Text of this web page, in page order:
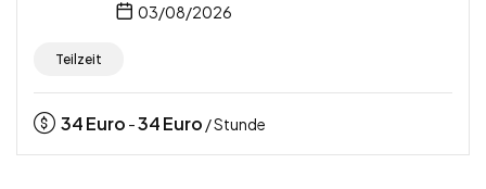
03/08/2026
Teilzeit
34Euro -34Euro / Stunde